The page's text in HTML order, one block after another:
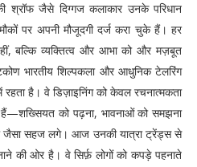
जैसे दिग्गज कलाकार उनके परिधान
पर अपनी मौजूदगी दर्ज करा चुके हैं। हर
बल्कि व्यक्तित्व और आभा को और मज़बूत
भारतीय शिल्पकला और आधुनिक टेलरिंग
है। वे डिज़ाइनिंग को केवल रचनात्मकता
हैं—शख्सियत को पढ़ना, भावनाओं को समझना
जैसा सहज लगे। आज उनकी यात्रा ट्रेंड्स से
की ओर है। वे सिर्फ़ लोगों को कपड़े पहनाते